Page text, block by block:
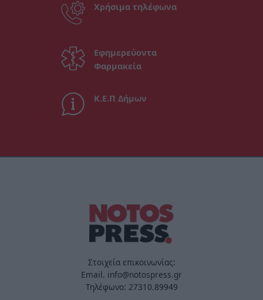
Χρήσιμα τηλέφωνα
Εφημερεύοντα
Φαρμακεία
Κ.Ε.Π Δήμων
Στοιχεία επικοινωνίας:
Email. info@notospress.gr
Τηλέφωνο: 27310.89949